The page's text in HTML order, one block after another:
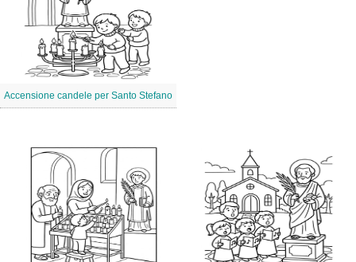
Accensione candele per Santo Stefano